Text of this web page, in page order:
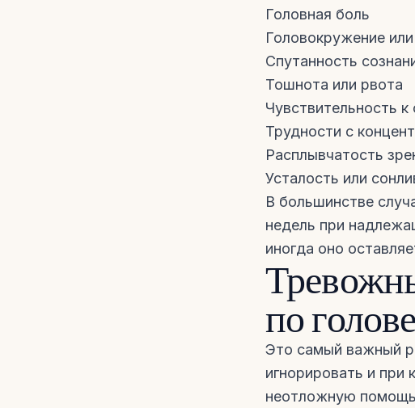
Головная боль
Головокружение
Спутанность
Тошнота или рвота
Чувствительность
Трудности с
Расплывчатость
Усталость или
В большинстве
недель при
иногда оно
по
Это самый важный
игнорировать и при
неотложную